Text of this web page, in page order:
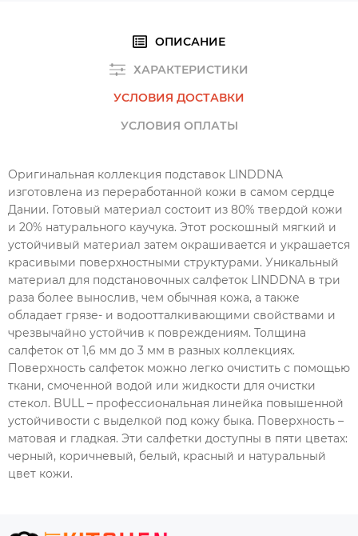
ОПИСАНИЕ
ХАРАКТЕРИСТИКИ
УСЛОВИЯ ДОСТАВКИ
УСЛОВИЯ ОПЛАТЫ
Оригинальная коллекция подставок LINDDNA
изготовлена из переработанной кожи в самом сердце
Дании. Готовый материал состоит из 80% твердой кожи
и 20% натурального каучука. Этот роскошный мягкий и
устойчивый материал затем окрашивается и украшается
красивыми поверхностными структурами. Уникальный
материал для подстановочных салфеток LINDDNA в три
раза более вынослив, чем обычная кожа, а также
обладает грязе- и водоотталкивающими свойствами и
чрезвычайно устойчив к повреждениям. Толщина
салфеток от 1,6 мм до 3 мм в разных коллекциях.
Поверхность салфеток можно легко очистить с помощью
ткани, смоченной водой или жидкости для очистки
стекол. BULL – профессиональная линейка повышенной
устойчивости с выделкой под кожу быка. Поверхность –
матовая и гладкая. Эти салфетки доступны в пяти цветах:
черный, коричневый, белый, красный и натуральный
цвет кожи.